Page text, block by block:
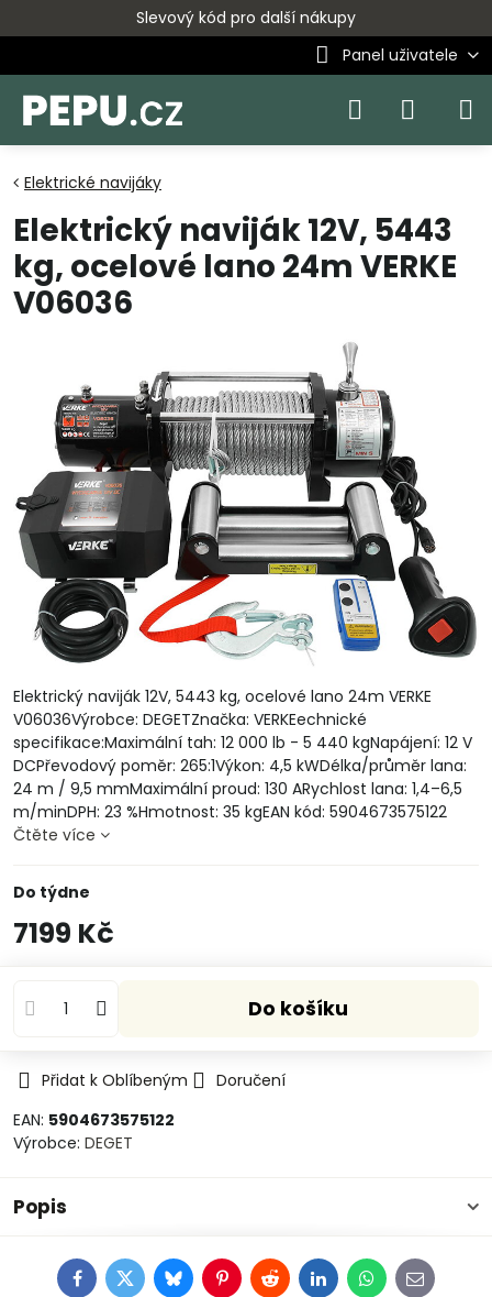
Slevový kód pro další nákupy
Panel uživatele
Elektrické navijáky
Elektrický naviják 12V, 5443
kg, ocelové lano 24m VERKE
V06036
Elektrický naviják 12V, 5443 kg, ocelové lano 24m VERKE
V06036Výrobce: DEGETZnačka: VERKEechnické
specifikace:Maximální tah: 12 000 lb - 5 440 kgNapájení: 12 V
DCPřevodový poměr: 265:1Výkon: 4,5 kWDélka/průměr lana:
24 m / 9,5 mmMaximální proud: 130 ARychlost lana: 1,4–6,5
m/minDPH: 23 %Hmotnost: 35 kgEAN kód: 5904673575122
Čtěte více
Do týdne
7199 Kč
Do košíku
Přidat k Oblíbeným
Doručení
EAN: 5904673575122
Výrobce: DEGET
Popis
FacebookTwitterBlueskyPinterestRedditLinkedInWhatsApp
E-